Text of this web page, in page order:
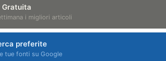
i migliori articoli
preferite
tue fonti su Google